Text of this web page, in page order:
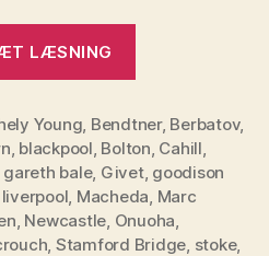
LÆSNING
13”
Young, Bendtner, Berbatov,
, blackpool, Bolton, Cahill,
gareth bale, Givet, goodison
liverpool, Macheda, Marc
, Newcastle, Onuoha,
, Stamford Bridge, stoke,